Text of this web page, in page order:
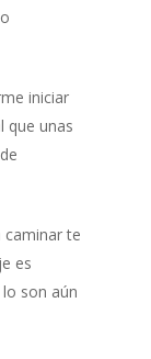
iniciar
que unas
caminar te
es
son aún